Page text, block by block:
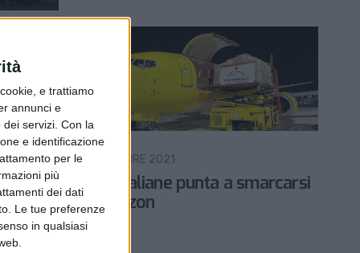
e trattiamo
annunci e
servizi. Con la
e identificazione
per le
più
dei dati
Le tue preferenze
in qualsiasi
ricavi
Poste Italiane punta a smarcarsi
da Amazon
ITALIA
17 SETTEMBRE 2021